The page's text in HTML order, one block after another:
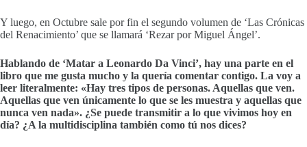
Y luego, en Octubre sale por fin el segundo volumen de ‘Las Crónicas
del Renacimiento’ que se llamará ‘Rezar por Miguel Ángel’.
Hablando de ‘Matar a Leonardo Da Vinci’, hay una parte en el
libro que me gusta mucho y la quería comentar contigo. La voy a
leer literalmente: «Hay tres tipos de personas. Aquellas que ven.
Aquellas que ven únicamente lo que se les muestra y aquellas que
nunca ven nada». ¿Se puede transmitir a lo que vivimos hoy en
día? ¿A la multidisciplina también como tú nos dices?